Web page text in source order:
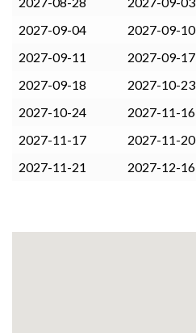
2027-09-04
2027-09-10
2027-09-11
2027-09-17
2027-09-18
2027-10-23
2027-10-24
2027-11-16
2027-11-17
2027-11-20
2027-11-21
2027-12-16